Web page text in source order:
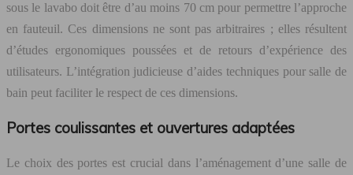
sous le lavabo doit être d’au moins 70 cm pour permettre l’approche
en fauteuil. Ces dimensions ne sont pas arbitraires ; elles résultent
d’études ergonomiques poussées et de retours d’expérience des
utilisateurs. L’intégration judicieuse d’aides techniques pour salle de
bain peut faciliter le respect de ces dimensions.
Portes coulissantes et ouvertures adaptées
Le choix des portes est crucial dans l’aménagement d’une salle de